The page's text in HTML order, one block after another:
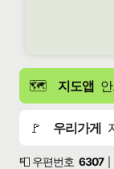
🗺️ 지도앱
🚩 우리가게
📮 우편번호 6307